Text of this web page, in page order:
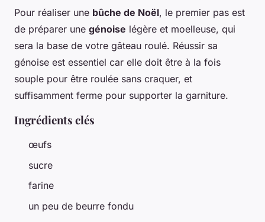
Pour réaliser une bûche de Noël, le premier pas est
de préparer une génoise légère et moelleuse, qui
sera la base de votre gâteau roulé. Réussir sa
génoise est essentiel car elle doit être à la fois
souple pour être roulée sans craquer, et
suffisamment ferme pour supporter la garniture.
Ingrédients clés
œufs
sucre
farine
un peu de beurre fondu